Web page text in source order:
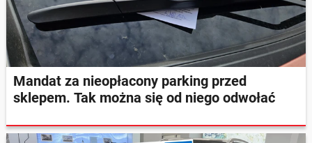
Mandat za nieopłacony parking przed
sklepem. Tak można się od niego odwołać